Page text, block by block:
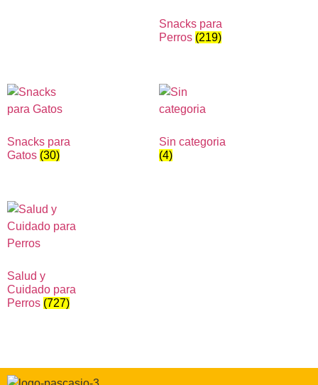
Snacks para
Perros (219)
Snacks para
Gatos (30)
Sin categoria
(4)
Salud y
Cuidado para
Perros (727)